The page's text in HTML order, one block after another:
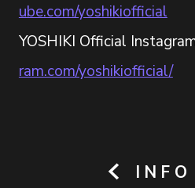
ube.com/yoshikiofficial
YOSHIKI Official
ram.com/yoshikiofficial/